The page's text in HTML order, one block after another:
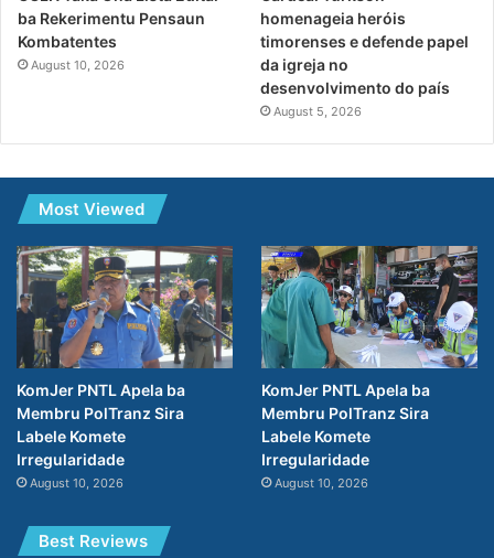
ba Rekerimentu Pensaun
Kombatentes
August 10, 2026
homenageia heróis
timorenses e defende papel
da igreja no
desenvolvimento do país
August 5, 2026
Most Viewed
KomJer PNTL Apela ba
Membru PolTranz Sira
Labele Komete
Irregularidade
August 10, 2026
KomJer PNTL Apela ba
Membru PolTranz Sira
Labele Komete
Irregularidade
August 10, 2026
Best Reviews